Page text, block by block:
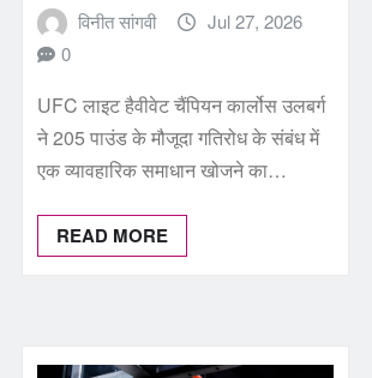
विनीत सांगवी
Jul 27, 2026
0
UFC लाइट हैवीवेट चैंपियन कार्लोस उलबर्ग
ने 205 पाउंड के मौजूदा गतिरोध के संबंध में
एक व्यावहारिक समाधान खोजने का…
READ MORE